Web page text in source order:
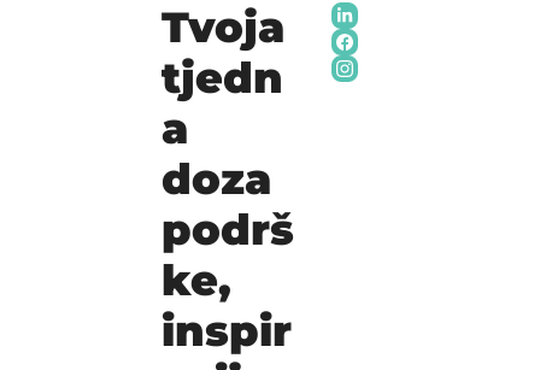
Tvoja
tjedn
a
doza
podrš
ke,
inspir